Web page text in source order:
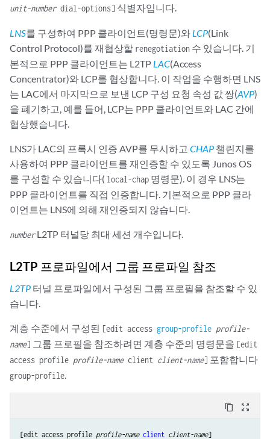
unit-numberdial-options] 식별자입니다.
LNS를 구성하여 PPP 클라이언트(명령문)와 LCP(Link
Control Protocol)를 재협상할 renegotiation 수 있습니다. 기
본적으로 PPP 클라이언트는 L2TP LAC(Access
Concentrator)와 LCP를 협상합니다. 이 작업을 수행하면 LNS
는 LAC에서 마지막으로 보낸 LCP 구성 요청 속성 값 쌍(AVP)
을 폐기하고, 예를 들어, LCP는 PPP 클라이언트와 LAC 간에
협상했습니다.
LNS가 LAC의 프록시 인증 AVP를 무시하고 CHAP 챌린지를
사용하여 PPP 클라이언트를 재인증할 수 있도록 Junos OS
를 구성할 수 있습니다( local-chap 명령문). 이 경우 LNS는
PPP 클라이언트를 직접 인증합니다. 기본적으로 PPP 클라
이언트는 LNS에 의해 재인증되지 않습니다.
numberL2TP 터널당 최대 세션 개수입니다.
L2TP 프로파일에서 그룹 프로파일 참조
L2TP 터널 프로파일에서 구성된 그룹 프로필을 참조할 수 있
습니다.
계층 수준에서 구성된 [edit access group-profile profile-
name] 그룹 프로필을 참조하려면 계층 수준의 명령문을 [edit
access profile profile-nameclient client-name] 포함합니다
group-profile.
content_copy zoom_out_map
[edit access profile profile-name client client-name]